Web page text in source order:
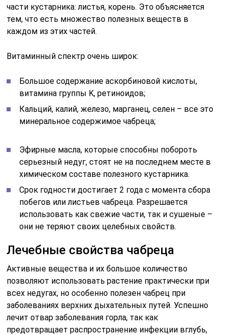
части кустарника: листья, корень. Это объясняется
тем, что есть множество полезных веществ в
каждом из этих частей.
Витаминный спектр очень широк:
Большое содержание аскорбиновой кислоты,
витамина группы K, ретиноидов;
Кальций, калий, железо, марганец, селен – все это
минеральное содержимое чабреца;
Эфирные масла, которые способны побороть
серьезный недуг, стоят не на последнем месте в
химическом составе полезного кустарника.
Срок годности достигает 2 года с момента сбора
побегов или листьев чабреца. Разрешается
использовать как свежие части, так и сушеные –
они не теряют своих целебных свойств.
Лечебные свойства чабреца
Активные вещества и их большое количество
позволяют использовать растение практически при
всех недугах, но особенно полезен чабрец при
заболеваниях верхних дыхательных путей. Успешно
лечит отвар заболевания горла, так как
предотвращает распространение инфекции вглубь,